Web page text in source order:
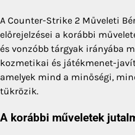
A Counter-Strike 2 Műveleti
előrejelzései a korábbi
és vonzóbb tárgyak irányába
kozmetikai és játékmenet-
amelyek mind a minőségi,
tükrözik.
A korábbi műveletek